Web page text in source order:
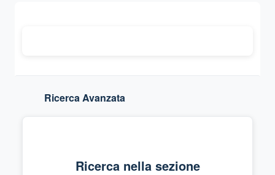
Ricerca Avanzata
Ricerca nella sezione